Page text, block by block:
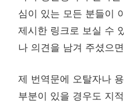
심이 있는 모든 분들이
제시한 링크로 보실 수
나 의견을 남겨 주셨으
제 번역문에 오탈자나
부분이 있을 경우도 지